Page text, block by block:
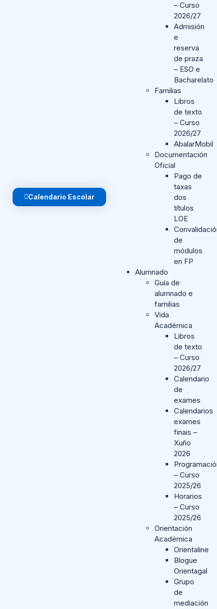
Calendario Escolar
– Curso
2026/27
Admisión
e
reserva
de praza
– ESO e
Bacharelato
Familias
Libros
de texto
– Curso
2026/27
AbalarMobil
Documentación
Oficial
Pago de
taxas
dos
títulos
LOE
de
módulos
en FP
Alumnado
Guía de
alumnado e
familias
Vida
Académica
Libros
de texto
– Curso
2026/27
Calendario
de
exames
Calendarios
exames
finais –
Xuño
2026
– Curso
2025/26
Horarios
– Curso
2025/26
Orientación
Académica
Orientaline
Blogue
Orientagal
Grupo
de
mediación